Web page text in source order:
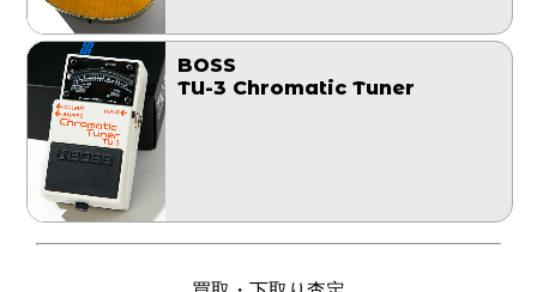
BOSS
TU-3 Chromatic Tuner